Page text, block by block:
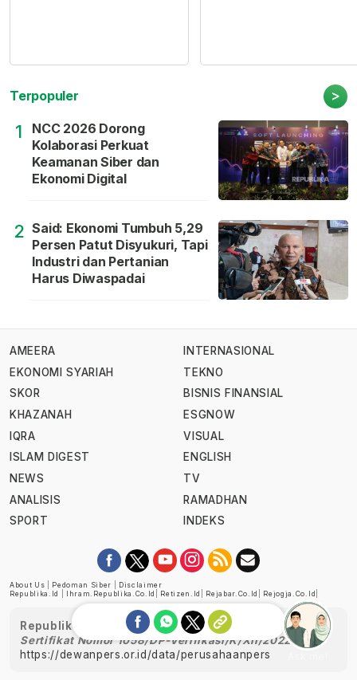
Terpopuler >
1
NCC 2026 Dorong
Kolaborasi Perkuat
Keamanan Siber dan
Ekonomi Digital
2 Said: Ekonomi Tumbuh 5,29
Persen Patut Disyukuri, Tapi
Industri dan Pertanian
Harus Diwaspadai
AMEERA
EKONOMI SYARIAH
SKOR
KHAZANAH
IQRA
ISLAM DIGEST
NEWS
ANALISIS
SPORT
INTERNASIONAL
TEKNO
BISNIS FINANSIAL
ESGNOW
VISUAL
ENGLISH
TV
RAMADHAN
INDEKS
About Us Pedoman Siber
Disclaimer
Republika.id
Ihram.republika.co.id Retizen.id Rejabar.co.id Rejogja.co.id
Republika telah diverifikasi oleh Dewan Pers
Sertifikat Nomor 1058/DP-Verifikasi/K/XII/2022
https://dewanpers.or.id/data/perusahaanpers